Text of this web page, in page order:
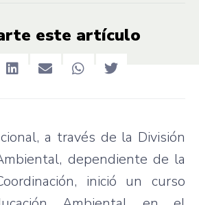
este artículo
a través de la División
dependiente de la
inició un curso